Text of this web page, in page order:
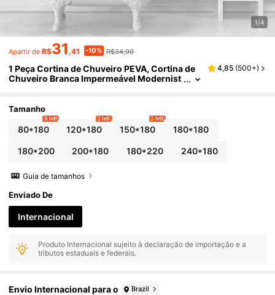
1/4
Apartir de R$31 ,41 -10% R$34,90
1 Peça Cortina de Chuveiro PEVA, Cortina de
Chuveiro Branca Impermeável Modernist
o, Volta às Aulas
4,85 (500+)
Tamanho
80*180
6 left
120*180
2 left
150*180
5 left
180*180
180*200 200*180 180*220 240*180
Guia de tamanhos
Enviado De
Internacional
Produto Internacional sujeito à declaração de importação e a
tributos estaduais e federais.
Envio Internacional para o Brazil